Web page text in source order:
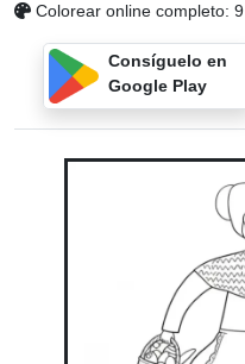
Colorear online completo: 9
Consíguelo en
Google Play